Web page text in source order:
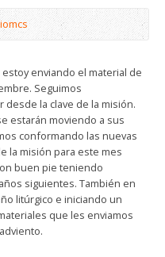
enviando el material de
Seguimos
la clave de la misión.
estarán moviendo a sus
conformando las nuevas
la misión para este mes
buen pie teniendo
siguientes. También en
litúrgico e iniciando un
que les enviamos